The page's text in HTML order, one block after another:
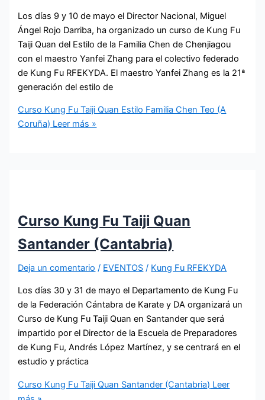
Los días 9 y 10 de mayo el Director Nacional, Miguel
Ángel Rojo Darriba, ha organizado un curso de Kung Fu
Taiji Quan del Estilo de la Familia Chen de Chenjiagou
con el maestro Yanfei Zhang para el colectivo federado
de Kung Fu RFEKYDA. El maestro Yanfei Zhang es la 21ª
generación del estilo de
Curso Kung Fu Taiji Quan Estilo Familia Chen Teo (A
Coruña) Leer más »
Curso Kung Fu Taiji Quan
Santander (Cantabria)
Deja un comentario / EVENTOS / Kung Fu RFEKYDA
Los días 30 y 31 de mayo el Departamento de Kung Fu
de la Federación Cántabra de Karate y DA organizará un
Curso de Kung Fu Taiji Quan en Santander que será
impartido por el Director de la Escuela de Preparadores
de Kung Fu, Andrés López Martínez, y se centrará en el
estudio y práctica
Curso Kung Fu Taiji Quan Santander (Cantabria) Leer